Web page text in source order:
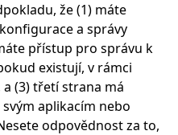
že (1) máte
a správy
přístup pro správu k
existují, v rámci
a (3) třetí strana má
aplikacím nebo
odpovědnost za to,